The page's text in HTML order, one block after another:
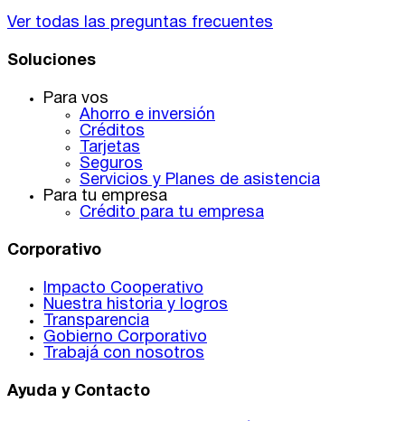
Ver todas las preguntas frecuentes
Soluciones
Para vos
Ahorro e inversión
Créditos
Tarjetas
Seguros
Servicios y Planes de asistencia
Para tu empresa
Crédito para tu empresa
Corporativo
Impacto Cooperativo
Nuestra historia y logros
Transparencia
Gobierno Corporativo
Trabajá con nosotros
Ayuda y Contacto